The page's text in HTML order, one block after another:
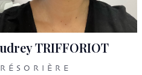
TRIFFORIOT